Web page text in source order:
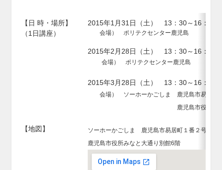
【日 時・場所】
（1日講座）
2015年1月31日（土） 13：30～16：30
会場） ポリテクセンター鹿児島 鹿児島
2015年2月28日（土） 13：30～16：
会場） ポリテクセンター鹿児島 鹿児
2015年3月28日（土） 13：30～16：30
会場） ソーホーかごしま
鹿児島市易居
鹿児島市役所み
【地図】 ソーホーかごしま
鹿児島市易居町１番２号
鹿児島市役所みなと大通り 別館6階